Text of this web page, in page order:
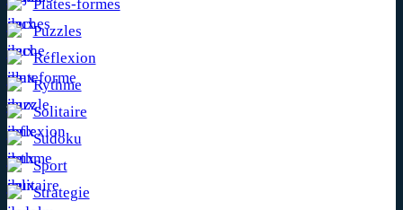
Plates-formes
Puzzles
Réflexion
Rythme
Solitaire
Sudoku
Sport
Strategie